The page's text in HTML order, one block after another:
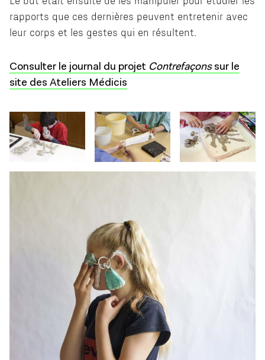
rapports que ces dernières peuvent entretenir avec
leur corps et les gestes qui en résultent.
Consulter le journal du projet Contrefaçonssur le
site des Ateliers Médicis